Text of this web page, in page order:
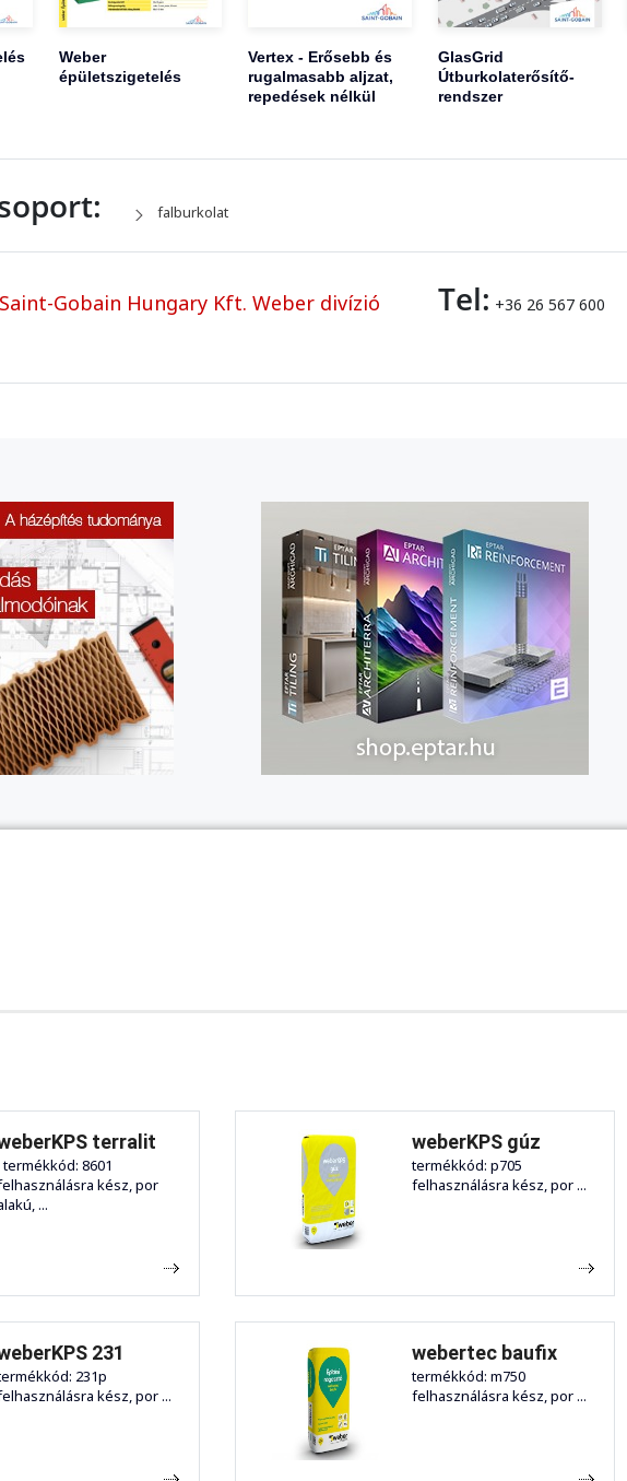
Weber
épületszigetelés
Vertex - Erősebb és
rugalmasabb aljzat,
repedések nélkül
GlasGrid
Útburkolaterősítő-
rendszer
falburkolat
Saint-Gobain Hungary Kft. Weber divízió Tel: +36 26 567 600
terralit
termékkód: 8601
kész, por
...
weberKPS gúz
termékkód: p705
felhasználásra kész, por ...
231
231p
kész, por ...
webertec baufix
termékkód: m750
felhasználásra kész, por ...